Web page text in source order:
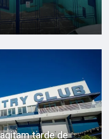
tarde de